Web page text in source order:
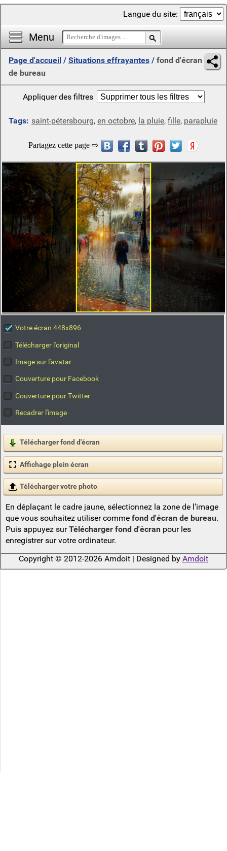
Menu
Langue du site:
Page d'accueil / Situations effrayantes / fond d'écran
de bureau
Appliquer des filtres
Tags: saint-pétersbourg, en octobre, la pluie, fille, parapluie
Votre écran 448x896
Télécharger l'original
Image sur l'avatar
Couverture pour Facebook
Couverture pour Twitter
Recadrer l'image
Télécharger fond d'écran
Affichage plein écran
Télécharger votre photo
En déplaçant le cadre jaune, sélectionnez la zone de l'image
que vous souhaitez utiliser comme fond d'écran de bureau.
Puis appuyez surTélécharger fond d'écranpour les
enregistrer sur votre ordinateur.
Copyright © 2012-2026 Amdoit | Designed by Amdoit